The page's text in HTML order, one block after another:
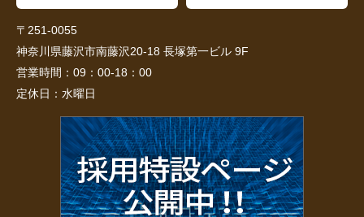
〒251-0055
神奈川県藤沢市南藤沢20-18 長塚第一ビル 9F
営業時間： 09：00-18：00
定休日： 水曜日